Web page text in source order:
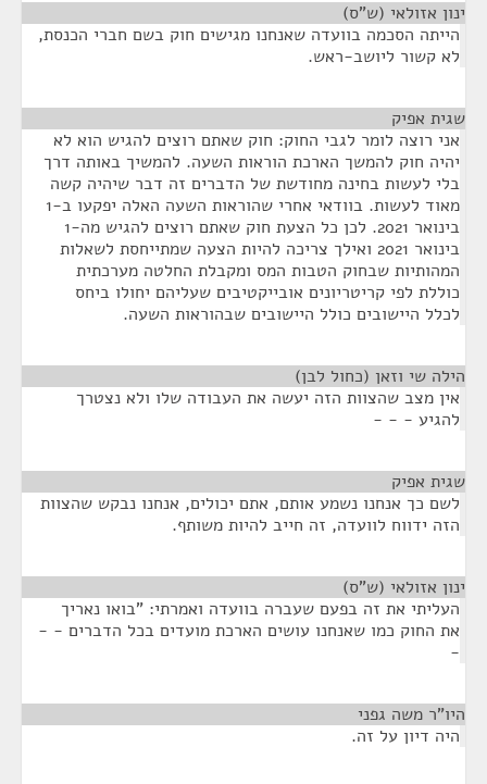
ינון אזולאי (ש"ס)
הייתה הסכמה בוועדה שאנחנו מגישים חוק בשם חברי הכנסת,
לא קשור ליושב-ראש.
שגית אפיק
אני רוצה לומר לגבי החוק: חוק שאתם רוצים להגיש הוא לא
יהיה חוק להמשך הארכת הוראות השעה. להמשיך באותה דרך
בלי לעשות בחינה מחודשת של הדברים זה דבר שיהיה קשה
מאוד לעשות. בוודאי אחרי שהוראות השעה האלה יפקעו ב-1
בינואר 2021. לכן כל הצעת חוק שאתם רוצים להגיש מה-1
בינואר 2021 ואילך צריכה להיות הצעה שמתייחסת לשאלות
המהותיות שבחוק הטבות המס ומקבלת החלטה מערכתית
כוללת לפי קריטריונים אובייקטיבים שעליהם יחולו ביחס
לכלל היישובים כולל היישובים שבהוראות השעה.
הילה שי וזאן (כחול לבן)
אין מצב שהצוות הזה יעשה את העבודה שלו ולא נצטרך
להגיע - - -
שגית אפיק
לשם כך אנחנו נשמע אותם, אתם יכולים, אנחנו נבקש שהצוות
הזה ידווח לוועדה, זה חייב להיות משותף.
ינון אזולאי (ש"ס)
העליתי את זה בפעם שעברה בוועדה ואמרתי: "בואו נאריך
את החוק כמו שאנחנו עושים הארכת מועדים בכל הדברים - -
-
היו"ר משה גפני
היה דיון על זה.